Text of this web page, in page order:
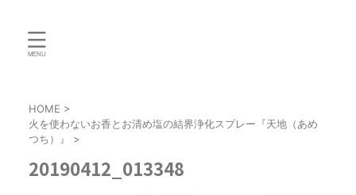
HOME >
火を使わないお香とお清め塩の結界浄化スプレー『天地（あめ
つち）』
>
20190412_013348